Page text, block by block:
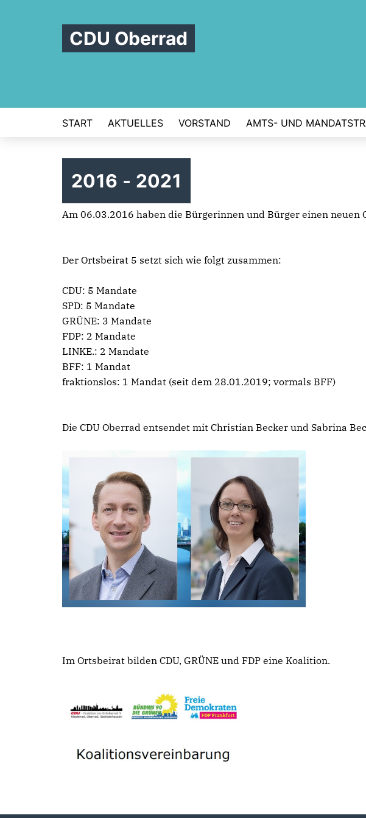
CDU Oberrad
START AKTUELLES VORSTAND AMTS- UND
2016 - 2021
Am 06.03.2016 haben die Bürgerinnen und Bürger einen neuen
Der Ortsbeirat 5 setzt sich wie folgt zusammen:
CDU: 5 Mandate
SPD: 5 Mandate
GRÜNE: 3 Mandate
FDP: 2 Mandate
LINKE.: 2 Mandate
BFF: 1 Mandat
fraktionslos: 1 Mandat (seit dem 28.01.2019; vormals BFF)
Die CDU Oberrad entsendet mit Christian Becker und Sabrina
Im Ortsbeirat bilden CDU, GRÜNE und FDP eine Koalition.